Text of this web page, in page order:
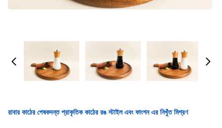
রাবার কাঠের পেষকদন্ত প্রাকৃতিক কাঠের রঙ স্টাইল এবং ফাংশন এর নিখুঁত মিশ্রণ